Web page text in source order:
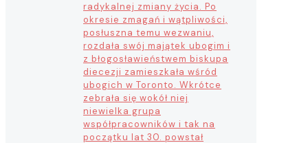
radykalnej zmiany życia. Po
okresie zmagań i wątpliwości,
posłuszna temu wezwaniu,
rozdała swój majątek ubogim i
z błogosławieństwem biskupa
diecezji zamieszkała wśród
ubogich w Toronto. Wkrótce
zebrała się wokół niej
niewielka grupa
współpracowników i tak na
początku lat 30. powstał